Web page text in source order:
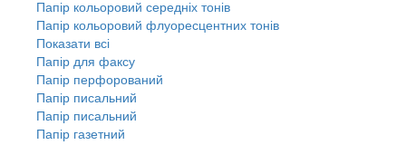
Папір кольоровий середніх тонів
Папір кольоровий флуоресцентних тонів
Показати всі
Папір для факсу
Папір перфорований
Папір писальний
Папір писальний
Папір газетний